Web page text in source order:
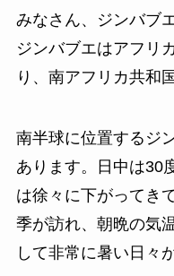
みなさん、ジンバブ
ジンバブエはアフリ
り、南アフリカ共和
南半球に位置するジ
あります。日中は30
は徐々に下がってき
季が訪れ、朝晩の気
して非常に暑い日々